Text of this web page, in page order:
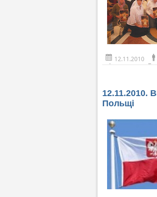
12.11.2010
12.11.2010.
Польщі